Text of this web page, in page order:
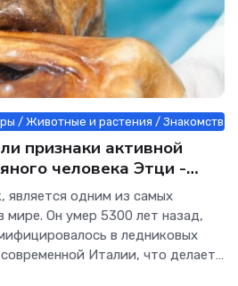
/ Животные и растения / Знакомства
признаки активной
человека Этци -
является одним из самых
мире. Он умер 5300 лет назад,
в ледниковых
Италии, что делает